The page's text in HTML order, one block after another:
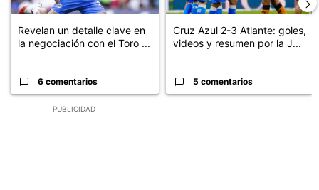
PUBLICIDAD
Revelan un detalle clave en
la negociación con el Toro ...
6 comentarios
Cruz Azul 2-3 Atlante: goles,
videos y resumen por la J...
5 comentarios